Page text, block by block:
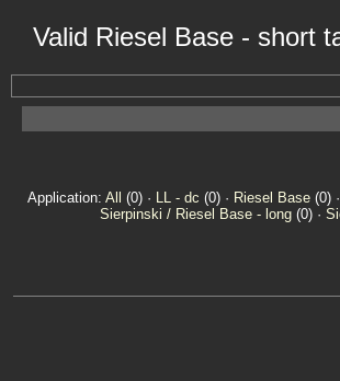
Valid Riesel Base - short
Application: All (0) · LL - dc (0) · Riesel Base(0)
Sierpinski / Riesel Base - long(0) ·